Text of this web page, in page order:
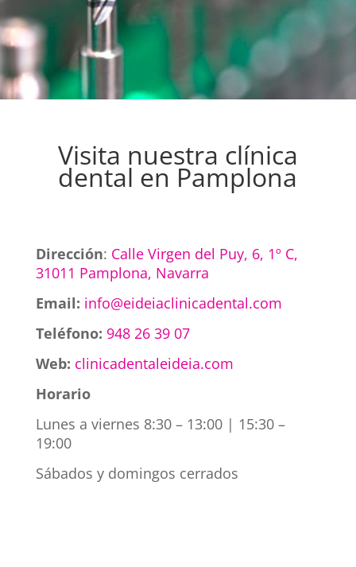
Visita nuestra clínica
dental en Pamplona
Dirección: Calle Virgen del Puy, 6, 1º C,
31011 Pamplona, Navarra
Email: info@eideiaclinicadental.com
Teléfono: 948 26 39 07
Web: clinicadentaleideia.com
Horario
Lunes a viernes 8:30 – 13:00 | 15:30 –
19:00
Sábados y domingos cerrados